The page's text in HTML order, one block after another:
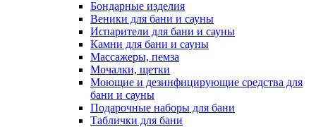
Бондарные изделия
Веники для бани и сауны
Испарители для бани и сауны
Камни для бани и сауны
Массажеры, пемза
Мочалки, щетки
Моющие и дезинфицирующие средства для
бани и сауны
Подарочные наборы для бани
Таблички для бани